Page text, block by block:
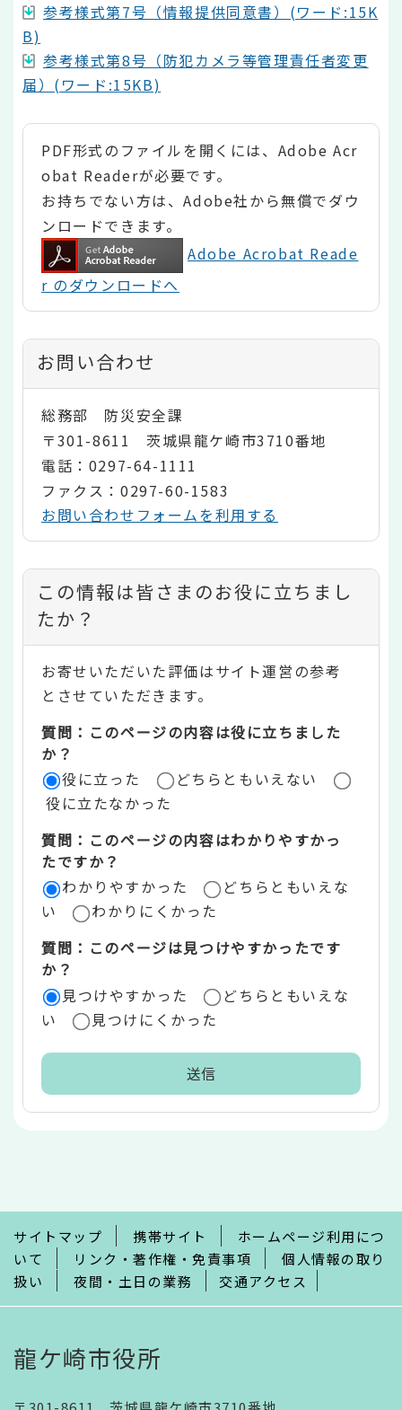
参考様式第7号（情報提供同意書）(ワード:15K
B)
参考様式第8号（防犯カメラ等管理責任者変更
届）(ワード:15KB)
PDF形式のファイルを開くには、Adobe Acr
obat Readerが必要です。
お持ちでない方は、Adobe社から無償でダウ
ンロードできます。
Adobe Acrobat Reade
r のダウンロードへ
お問い合わせ
総務部 防災安全課
〒301-8611 茨城県龍ケ崎市3710番地
電話：0297-64-1111
ファクス：0297-60-1583
お問い合わせフォームを利用する
コ
ン
テ
ン
ツ
評
価
リ
ア
この情報は皆さまのお役に立ちまし
たか？
お寄せいただいた評価はサイト運営の参考
とさせていただきます。
質問：このページの内容は役に立ちました
か？
役に立った
どちらともいえない
役に立たなかった
質問：このページの内容はわかりやすかっ
たですか？
わかりやすかった
どちらともいえな
い
わかりにくかった
質問：このページは見つけやすかったです
か？
見つけやすかった
どちらともいえな
い
見つけにくかった
で
サイトマップ 携帯サイト
ホームページ利用につ
いて
リンク・著作権・免責事項
個人情報の取り
扱い
夜間・土日の業務 交通アクセス
龍ケ崎市役所